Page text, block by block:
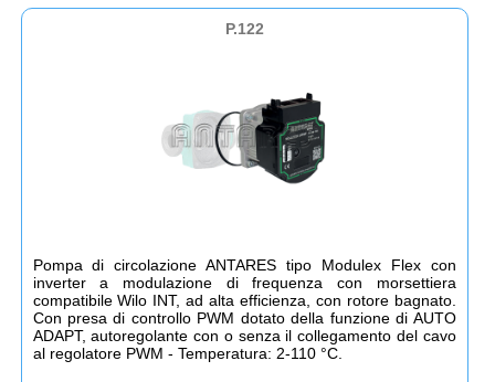
P.122
Pompa di circolazione ANTARES tipo Modulex Flex con
inverter a modulazione di frequenza con morsettiera
compatibile Wilo INT, ad alta efficienza, con rotore bagnato.
Con presa di controllo PWM dotato della funzione di AUTO
ADAPT, autoregolante con o senza il collegamento del cavo
al regolatore PWM - Temperatura: 2-110 °C.